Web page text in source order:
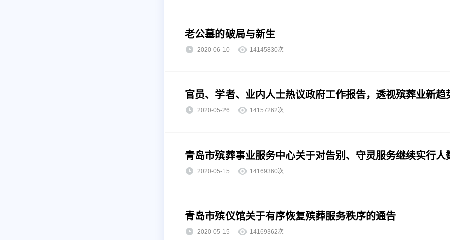
老公墓的破局与新生
2020-06-10 14145830次
官员、学者、业内人士热议政府工作报告，透视殡葬业新趋
2020-05-26 14157262次
青岛市殡葬事业服务中心关于对告别、守灵服务继续实行人
2020-05-15 14169360次
青岛市殡仪馆关于有序恢复殡葬服务秩序的通告
2020-05-15 14169362次